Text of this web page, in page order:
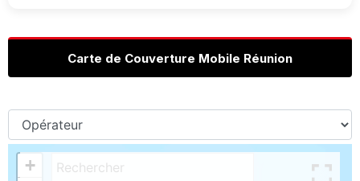
Carte de Couverture Mobile Réunion